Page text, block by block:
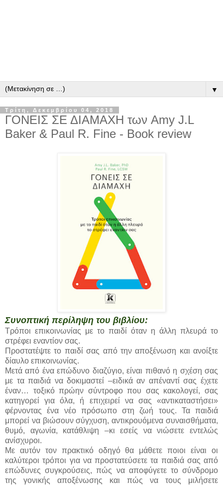
▼
Τρίτη, Δεκεμβρίου 04, 2018
ΓΟΝΕΙΣ ΣΕ ΔΙΑΜΑΧΗ των Amy J.L
Baker & Paul R. Fine - Book review
Συνοπτική περίληψη του βιβλίου:
Τρόποι επικοινωνίας με το παιδί όταν η άλλη πλευρά το
στρέφει εναντίον σας.
Προστατέψτε το παιδί σας από την αποξένωση και ανοίξτε
δίαυλο επικοινωνίας.
Μετά από ένα επώδυνο διαζύγιο, είναι πιθανό η σχέση σας
με τα παιδιά να δοκιμαστεί –ειδικά αν απέναντί σας έχετε
έναν… τοξικό πρώην σύντροφο που σας κακολογεί, σας
κατηγορεί για όλα, ή επιχειρεί να σας «αντικαταστήσει»
φέρνοντας ένα νέο πρόσωπο στη ζωή τους. Τα παιδιά
μπορεί να βιώσουν σύγχυση, αντικρουόμενα συναισθήματα,
θυμό, αγωνία, κατάθλιψη –κι εσείς να νιώσετε εντελώς
ανίσχυροι.
Με αυτόν τον πρακτικό οδηγό θα μάθετε ποιοι είναι οι
καλύτεροι τρόποι για να προστατεύσετε τα παιδιά σας από
επώδυνες συγκρούσεις, πώς να αποφύγετε το σύνδρομο
της γονικής αποξένωσης και πώς να τους μιλήσετε